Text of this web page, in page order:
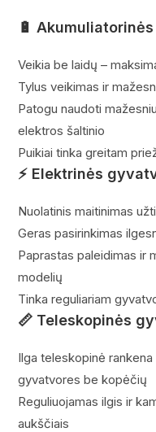
🔋
Veikia be laidų –
Tylus veikimas ir
Patogu naudoti
elektros šaltinio
Puikiai tinka greitam
⚡ Elektrinės
Nuolatinis maitinimas
Geras pasirinkimas
Paprastas paleidimas ir
modelių
Tinka reguliariam
📏 Teleskopinės
Ilga teleskopinė
gyvatvores be kopėčių
Reguliuojamas ilgis ir
aukščiais